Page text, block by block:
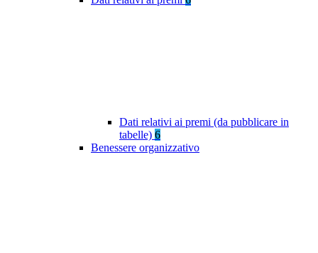
Dati relativi ai premi (da pubblicare in
tabelle) 6
Benessere organizzativo